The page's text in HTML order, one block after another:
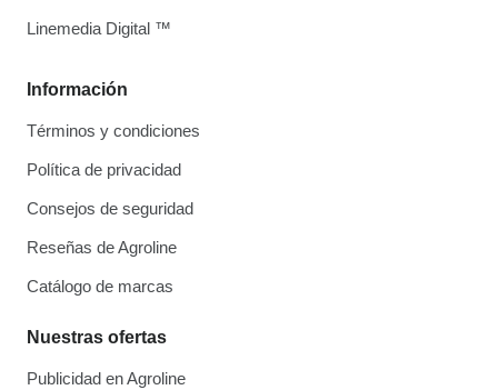
Información
Términos y condiciones
Política de privacidad
Consejos de seguridad
Reseñas de Agroline
Catálogo de marcas
Nuestras ofertas
Publicidad en Agroline
Linemedia Digital ™